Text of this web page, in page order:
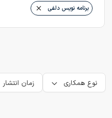
برنامه نویس دلفی
نوع همکاری زمان انتشار